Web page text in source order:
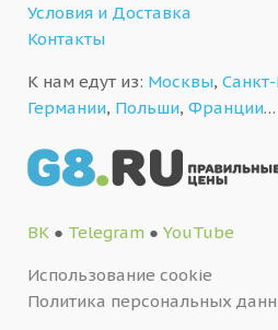
Условия и Доставка
Контакты
К нам едут из: Москвы,
Германии, Польши, Франции…
ВК ● Telegram ● YouTube
Использование cookie
Политика персональных